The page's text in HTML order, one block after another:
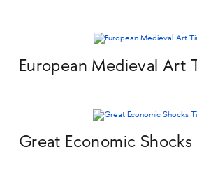
European Medieval Art
Great Economic